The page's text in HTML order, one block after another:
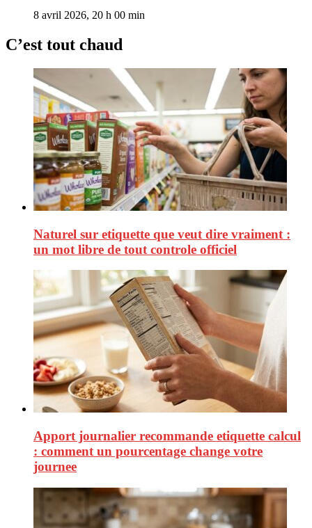
8 avril 2026, 20 h 00 min
C’est tout chaud
Naturel sur etiquette que veut dire vraiment :
un mot libre de tout controle officiel
Apport journalier recommande etiquette calcul
: comment un pourcentage change votre
journee